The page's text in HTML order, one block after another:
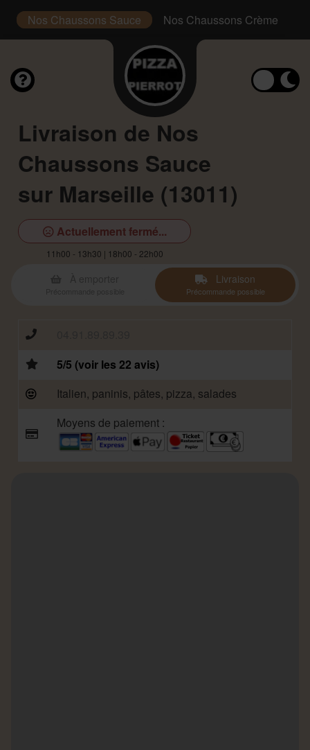
Nos Chaussons Sauce Nos Chaussons Crème
Livraison de Nos
Chaussons Sauce
sur Marseille (13011)
Actuellement fermé...
11h00 - 13h30 | 18h00 - 22h00
Livraison
Précommande possible
5/5 (voir les 22 avis)
Italien, paninis, pâtes, pizza, salades
Moyens de paiement :